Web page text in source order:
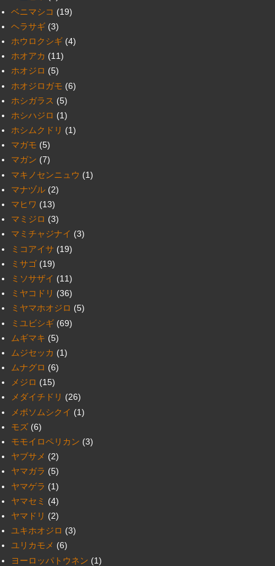
ベニマシコ (19)
ヘラサギ (3)
ホウロクシギ (4)
ホオアカ (11)
ホオジロ (5)
ホオジロガモ (6)
ホシガラス (5)
ホシハジロ (1)
ホシムクドリ (1)
マガモ (5)
マガン (7)
マキノセンニュウ (1)
マナヅル (2)
マヒワ (13)
マミジロ (3)
マミチャジナイ (3)
ミコアイサ (19)
ミサゴ (19)
ミソサザイ (11)
ミヤコドリ (36)
ミヤマホオジロ (5)
ミユビシギ (69)
ムギマキ (5)
ムジセッカ (1)
ムナグロ (6)
メジロ (15)
メダイチドリ (26)
メボソムシクイ (1)
モズ (6)
モモイロペリカン (3)
ヤブサメ (2)
ヤマガラ (5)
ヤマゲラ (1)
ヤマセミ (4)
ヤマドリ (2)
ユキホオジロ (3)
ユリカモメ (6)
ヨーロッパトウネン (1)